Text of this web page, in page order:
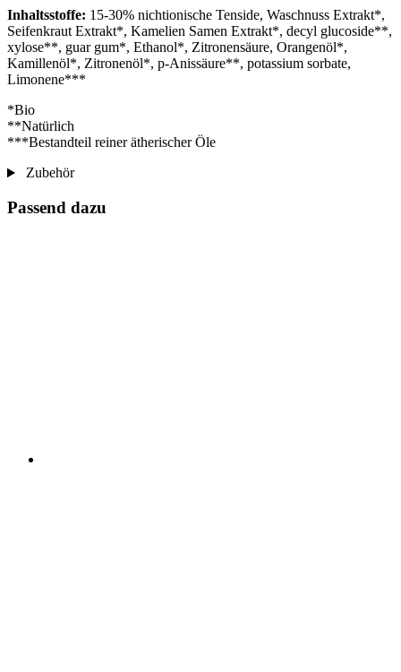
Inhaltsstoffe: 15-30% nichtionische Tenside, Waschnuss Extrakt*,
Seifenkraut Extrakt*, Kamelien Samen Extrakt*, decyl glucoside**,
xylose**, guar gum*, Ethanol*, Zitronensäure, Orangenöl*,
Kamillenöl*, Zitronenöl*, p-Anissäure**, potassium sorbate,
Limonene***
*Bio
**Natürlich
***Bestandteil reiner ätherischer Öle
Zubehör
Passend dazu